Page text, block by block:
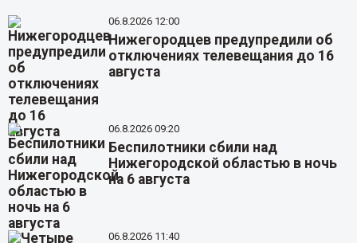
06.8.2026 12:00
Нижегородцев предупредили об
отключениях телевещания до 16
августа
06.8.2026 09:20
Беспилотники сбили над
Нижегородской областью в ночь
на 6 августа
06.8.2026 11:40